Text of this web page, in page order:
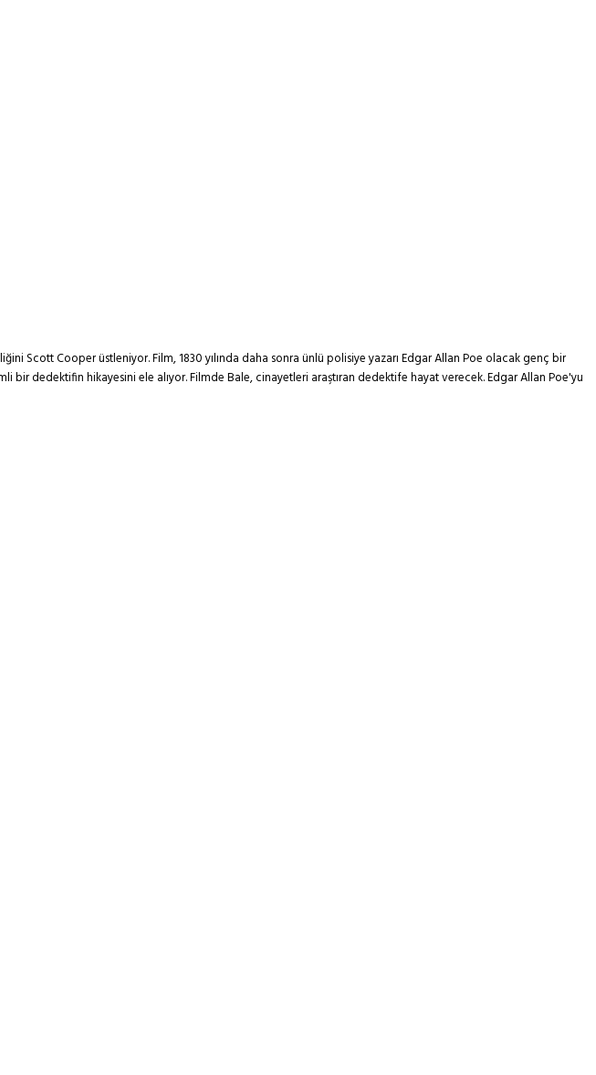
Scott Cooper üstleniyor. Film, 1830 yılında daha sonra ünlü polisiye yazarı Edgar Allan Poe olacak genç bir
dedektifin hikayesini ele alıyor. Filmde Bale, cinayetleri araştıran dedektife hayat verecek. Edgar Allan Poe'yu